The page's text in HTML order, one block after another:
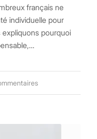
français ne
individuelle pour
pourquoi